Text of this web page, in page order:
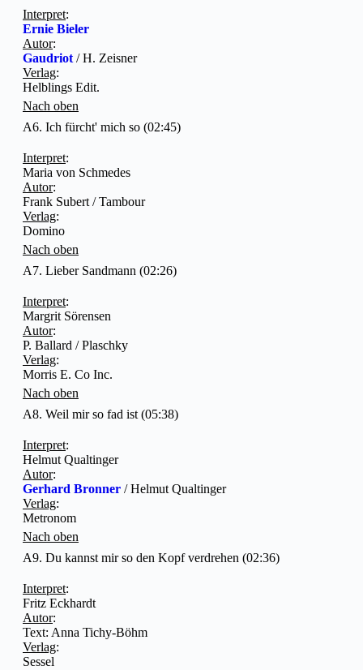
Interpret:
Ernie Bieler
Autor:
Gaudriot / H. Zeisner
Verlag:
Helblings Edit.
Nach oben
A6. Ich fürcht' mich so (02:45)
Interpret:
Maria von Schmedes
Autor:
Frank Subert / Tambour
Verlag:
Domino
Nach oben
A7. Lieber Sandmann (02:26)
Interpret:
Margrit Sörensen
Autor:
P. Ballard / Plaschky
Verlag:
Morris E. Co Inc.
Nach oben
A8. Weil mir so fad ist (05:38)
Interpret:
Helmut Qualtinger
Autor:
Gerhard Bronner / Helmut Qualtinger
Verlag:
Metronom
Nach oben
A9. Du kannst mir so den Kopf verdrehen (02:36)
Interpret:
Fritz Eckhardt
Autor:
Text: Anna Tichy-Böhm
Verlag:
Sessel